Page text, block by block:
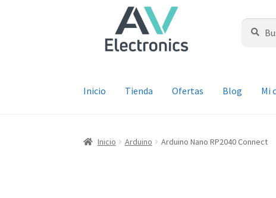
navegación
contenido
Buscar
por:
Buscar
Inicio Tienda Ofertas Blog Mi
Inicio Arduino Arduino Nano RP2040 Connect